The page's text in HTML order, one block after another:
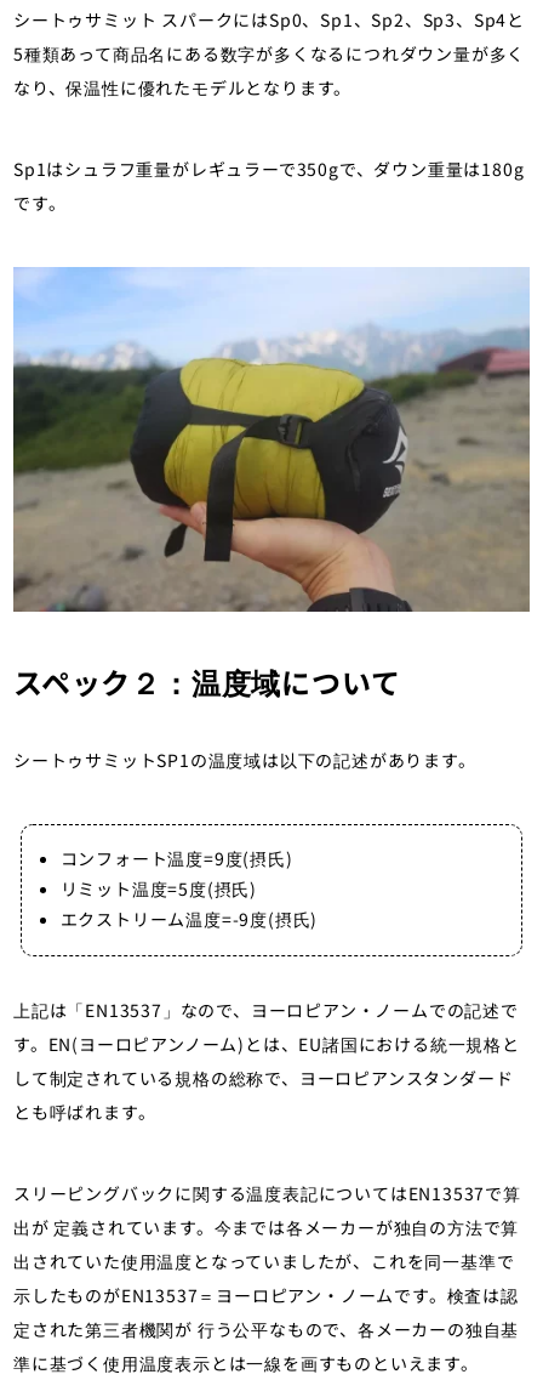
シートゥサミット スパークにはSp0、Sp1、Sp2、Sp3、Sp4と
5種類あって商品名にある数字が多くなるにつれダウン量が多く
なり、保温性に優れたモデルとなります。
Sp1はシュラフ重量がレギュラーで350gで、ダウン重量は180g
です。
スペック２：温度域について
シートゥサミットSP1の温度域は以下の記述があります。
コンフォート温度=9度(摂氏)
リミット温度=5度(摂氏)
エクストリーム温度=-9度(摂氏)
上記は「EN13537」なので、ヨーロピアン・ノームでの記述で
す。EN(ヨーロピアンノーム)とは、EU諸国における統一規格と
して制定されている規格の総称で、ヨーロピアンスタンダード
とも呼ばれます。
スリーピングバックに関する温度表記についてはEN13537で算
出が 定義されています。今までは各メーカーが独自の方法で算
出されていた使用温度となっていましたが、これを同一基準で
示したものがEN13537＝ヨーロピアン・ノームです。検査は認
定された第三者機関が 行う公平なもので、各メーカーの独自基
準に基づく使用温度表示とは一線を画すものといえます。